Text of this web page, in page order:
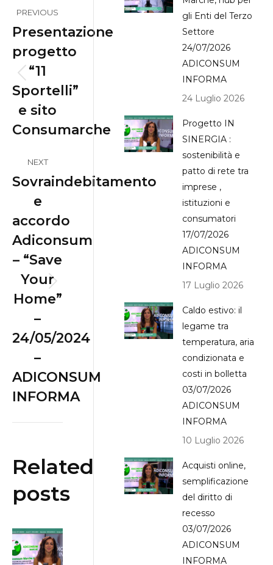
navigation
PREVIOUS
post:
Presentazione
progetto
“11
Sportelli”
e sito
Consumarche
NEXT
Next
post:
Sovraindebitamento
e
accordo
Adiconsum
– “Save
Your
Home”
–
24/05/2024
–
ADICONSUM
INFORMA
Related
posts
gli Enti del Terzo
Settore
24/07/2026
ADICONSUM
INFORMA
24 Luglio 2026
Progetto IN
SINERGIA :
sostenibilità e
patto di rete tra
imprese ,
istituzioni e
consumatori
17/07/2026
ADICONSUM
INFORMA
17 Luglio 2026
Caldo estivo: il
legame tra
temperatura, aria
condizionata e
costi in bolletta
03/07/2026
ADICONSUM
INFORMA
10 Luglio 2026
Acquisti online,
semplificazione
del diritto di
recesso
03/07/2026
ADICONSUM
INFORMA